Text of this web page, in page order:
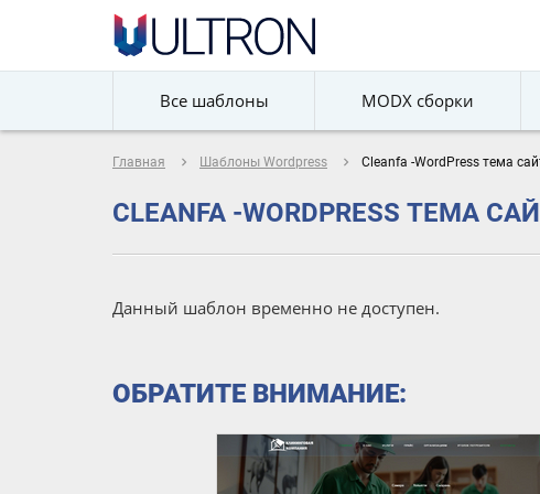
Все шаблоны MODX сборки
Главная navigate_next Шаблоны Wordpress navigate_next Cleanfa -WordPress тема
CLEANFA -WORDPRESS
Данный шаблон временно не доступен.
ОБРАТИТЕ ВНИМАНИЕ: